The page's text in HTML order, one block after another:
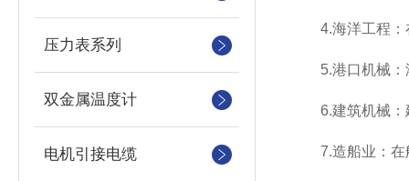
压力表系列
双金属温度计
电机引接电缆
4.海洋工程：在
5.港口机械：港
6.建筑机械：建
7.造船业：在船